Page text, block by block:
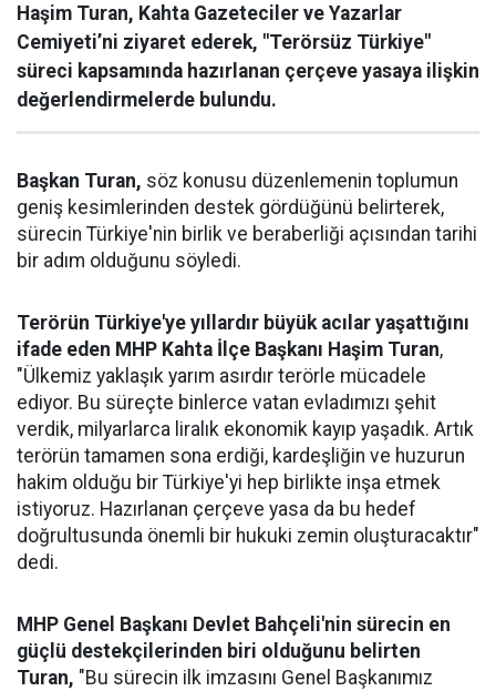
Haşim Turan, Kahta Gazeteciler ve Yazarlar
Cemiyeti’ni ziyaret ederek, "Terörsüz Türkiye"
süreci kapsamında hazırlanan çerçeve yasaya ilişkin
değerlendirmelerde bulundu.
Başkan Turan, söz konusu düzenlemenin toplumun
geniş kesimlerinden destek gördüğünü belirterek,
sürecin Türkiye'nin birlik ve beraberliği açısından tarihi
bir adım olduğunu söyledi.
Terörün Türkiye'ye yıllardır büyük acılar yaşattığını
ifade eden MHP Kahta İlçe Başkanı Haşim Turan,
"Ülkemiz yaklaşık yarım asırdır terörle mücadele
ediyor. Bu süreçte binlerce vatan evladımızı şehit
verdik, milyarlarca liralık ekonomik kayıp yaşadık. Artık
terörün tamamen sona erdiği, kardeşliğin ve huzurun
hakim olduğu bir Türkiye'yi hep birlikte inşa etmek
istiyoruz. Hazırlanan çerçeve yasa da bu hedef
doğrultusunda önemli bir hukuki zemin oluşturacaktır"
dedi.
MHP Genel Başkanı Devlet Bahçeli'nin sürecin en
güçlü destekçilerinden biri olduğunu belirten
Turan, "Bu sürecin ilk imzasını Genel Başkanımız